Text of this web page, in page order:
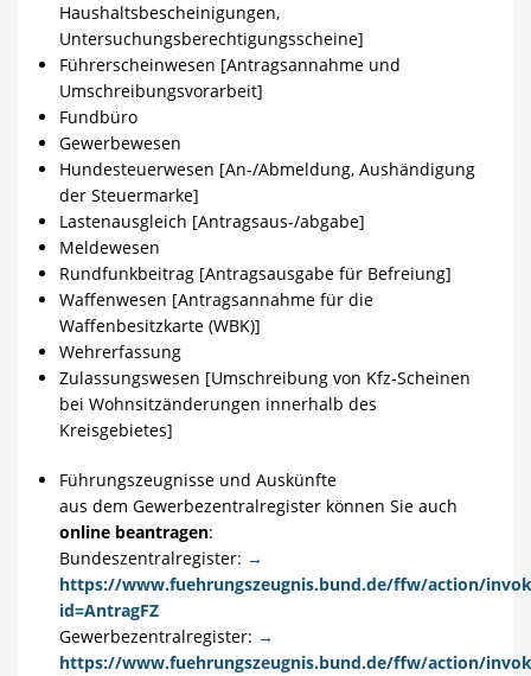
Haushaltsbescheinigungen,
Untersuchungsberechtigungsscheine]
Führerscheinwesen [Antragsannahme und
Umschreibungsvorarbeit]
Fundbüro
Gewerbewesen
Hundesteuerwesen [An-/Abmeldung, Aushändigung
der Steuermarke]
Lastenausgleich [Antragsaus-/abgabe]
Meldewesen
Rundfunkbeitrag [Antragsausgabe für Befreiung]
Waffenwesen [Antragsannahme für die
Waffenbesitzkarte (WBK)]
Wehrerfassung
Zulassungswesen [Umschreibung von Kfz-Scheinen
bei Wohnsitzänderungen innerhalb des
Kreisgebietes]
Führungszeugnisse und Auskünfte
aus dem Gewerbezentralregister können Sie auch
online beantragen:
Bundeszentralregister: →
https://www.fuehrungszeugnis.bund.de/ffw/action/
id=AntragFZ
Gewerbezentralregister: →
https://www.fuehrungszeugnis.bund.de/ffw/action/